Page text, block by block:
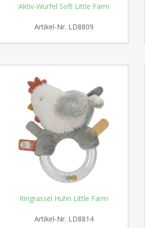
Aktiv-Würfel Soft Little Farm
Artikel-Nr. LD8809
Ringrassel Huhn Little Farm
Artikel-Nr. LD8814